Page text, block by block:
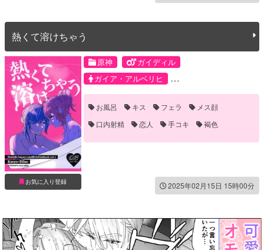
熱くて溶けちゃう
お気に入り登録
原神
ガイディル
ガイア・アルベリヒ
ディルック・ラグウィンド
お風呂 キス フェラ
メス顔
口内射精
恋人 手コキ 褐色
2025年02月15日 15時00分